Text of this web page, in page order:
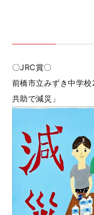
〇JRC賞〇
前橋市立みずき中
共助で減災」